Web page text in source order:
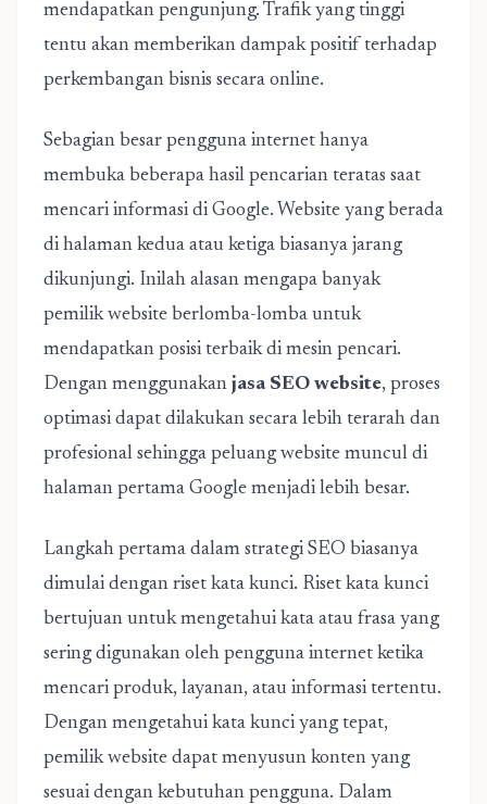
mendapatkan pengunjung. Trafik yang tinggi
tentu akan memberikan dampak positif terhadap
perkembangan bisnis secara online.
Sebagian besar pengguna internet hanya
membuka beberapa hasil pencarian teratas saat
mencari informasi di Google. Website yang berada
di halaman kedua atau ketiga biasanya jarang
dikunjungi. Inilah alasan mengapa banyak
pemilik website berlomba-lomba untuk
mendapatkan posisi terbaik di mesin pencari.
Dengan menggunakan jasa SEO website, proses
optimasi dapat dilakukan secara lebih terarah dan
profesional sehingga peluang website muncul di
halaman pertama Google menjadi lebih besar.
Langkah pertama dalam strategi SEO biasanya
dimulai dengan riset kata kunci. Riset kata kunci
bertujuan untuk mengetahui kata atau frasa yang
sering digunakan oleh pengguna internet ketika
mencari produk, layanan, atau informasi tertentu.
Dengan mengetahui kata kunci yang tepat,
pemilik website dapat menyusun konten yang
sesuai dengan kebutuhan pengguna. Dalam